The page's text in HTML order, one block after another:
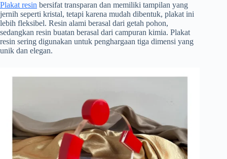
Plakat resin bersifat transparan dan memiliki tampilan yang
jernih seperti kristal, tetapi karena mudah dibentuk, plakat ini
lebih fleksibel. Resin alami berasal dari getah pohon,
sedangkan resin buatan berasal dari campuran kimia. Plakat
resin sering digunakan untuk penghargaan tiga dimensi yang
unik dan elegan.